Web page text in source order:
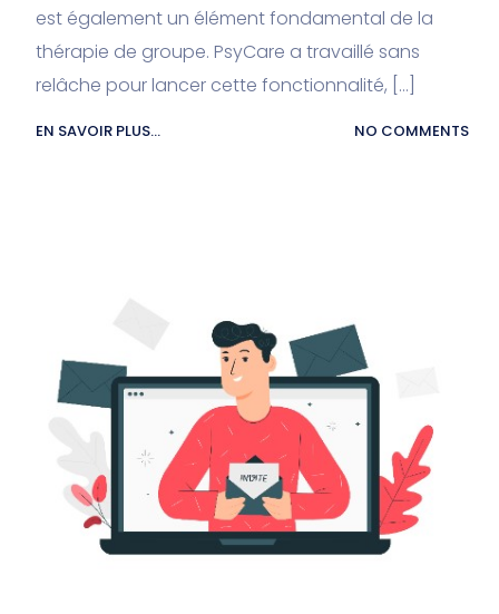
est également un élément fondamental de la
thérapie de groupe. PsyCare a travaillé sans
relâche pour lancer cette fonctionnalité, […]
EN SAVOIR PLUS... NO COMMENTS